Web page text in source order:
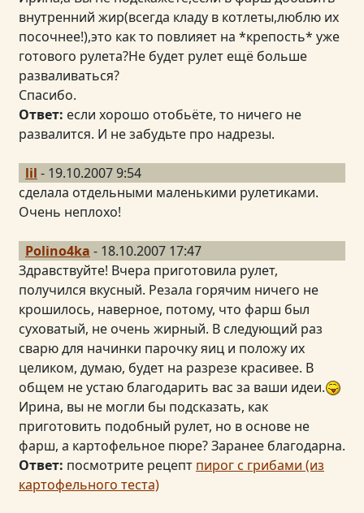
внутренний жир(всегда кладу в котлеты,люблю их
посочнее!),это как то повлияет на *крепость* уже
готового рулета?Не будет рулет ещё больше
разваливаться?
Спасибо.
Ответ: если хорошо отобьёте, то ничего не
развалится. И не забудьте про надрезы.
lil - 19.10.2007 9:54
сделала отдельными маленькими рулетиками.
Очень неплохо!
Polino4ka - 18.10.2007 17:47
Здравствуйте! Вчера приготовила рулет,
получился вкусный. Резала горячим ничего не
крошилось, наверное, потому, что фарш был
суховатый, не очень жирный. В следующий раз
сварю для начинки парочку яиц и положу их
целиком, думаю, будет на разрезе красивее. В
общем не устаю благодарить вас за ваши идеи.
Ирина, вы не могли бы подсказать, как
приготовить подобный рулет, но в основе не
фарш, а картофельное пюре? Заранее благодарна.
Ответ: посмотрите рецепт пирог с грибами (из
картофельного теста)